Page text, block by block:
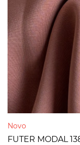
Novo
FUTER MODAL